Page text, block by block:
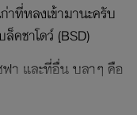
ที่หลงเข้ามานะครับ
ชาโดว์ (ฺBSD)
ฟา และที่อื่น บลาๆ คือ